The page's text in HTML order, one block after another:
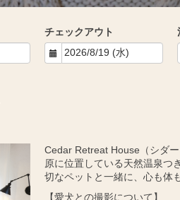
チェックアウト
Cedar Retreat House（シダ
原に位置している天然温泉つ
切なペットと一緒に、心も体
【愛犬との撮影について】